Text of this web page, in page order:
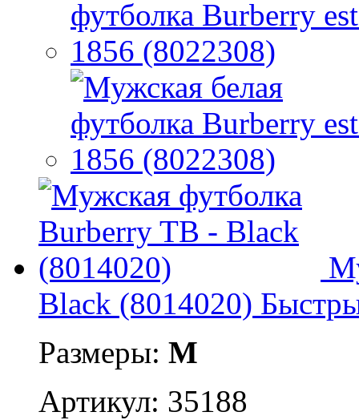
Black (8014020)
Размеры: M
Артикул: 35188